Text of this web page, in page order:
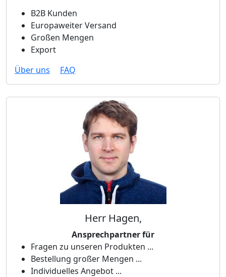
B2B Kunden
Europaweiter Versand
Großen Mengen
Export
Über uns
FAQ
Herr Hagen,
Ansprechpartner für
Fragen zu unseren Produkten ...
Bestellung großer Mengen ...
Individuelles Angebot ...